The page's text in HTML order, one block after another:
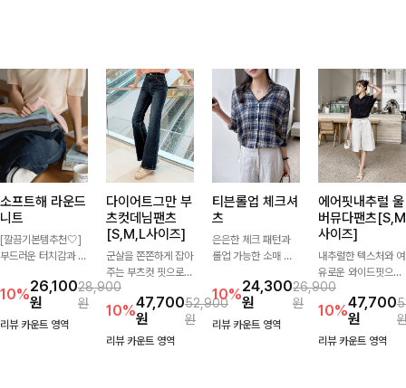
소프트해 라운드
니트
[깔끔기본템추천🤍]
부드러운 터치감과 군
로 매일 손이 가는 자
체제작 니트입니다.
자연스럽게 떨어지는
10%26,100
원
28,900
원
리뷰 카운트 영역
다이어트그만 부
츠컷데님팬츠
[S,M,L사이즈]
군살을 쫀쫀하게 잡아
주는 부츠컷 핏으로
다리 라인을 이쁘고
깔끔하게 만들어주고
진청 색감으로 더욱
슬림해보이는 효과를
10%47,700
원
52,900
원
리뷰 카운트 영역
티븐롤업 체크셔
츠
은은한 체크 패턴과
롤업 가능한 소매 디
를 연출하실 수 있어
요🌿 차르르 흐르는
가벼운 소재와 여유로
10%24,300
원
26,900
원
리뷰 카운트 영역
에어핏내추럴 울
버뮤다팬츠[S,M
사이즈]
내추럴한 텍스처와 여
유로운 와이드핏으로
군살은 자연스럽게 커
버해드리는 버뮤다 팬
츠 🤍 깔끔한 허리 디
테일과 편안한 착용감
10%47,700
원
리뷰 카운트 영역